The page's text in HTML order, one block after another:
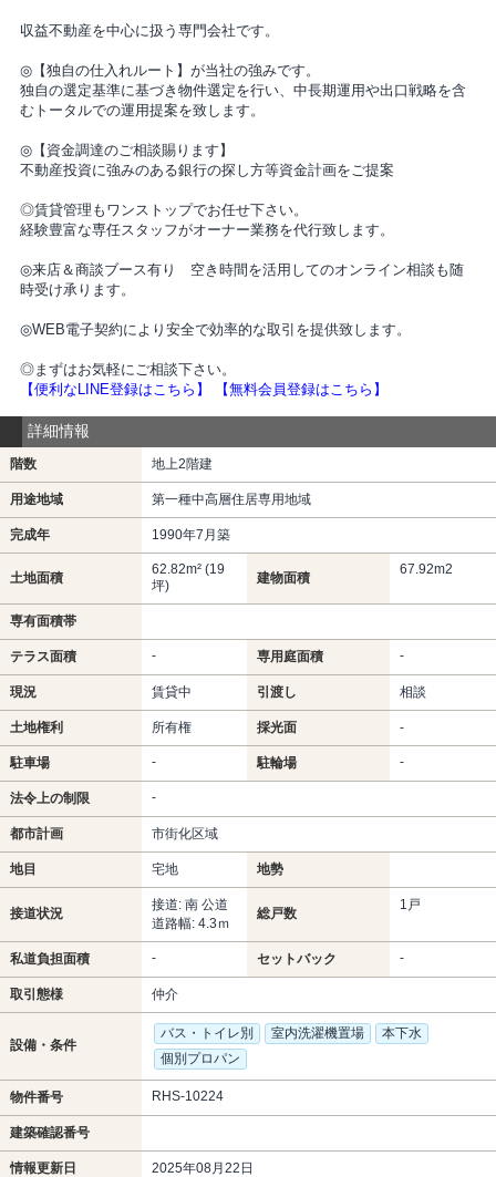
収益不動産を中心に扱う専門会社です。
◎【独自の仕入れルート】が当社の強みです。
独自の選定基準に基づき物件選定を行い、中長期運用や出口戦略を含
むトータルでの運用提案を致します。
◎【資金調達のご相談賜ります】
不動産投資に強みのある銀行の探し方等資金計画をご提案
◎賃貸管理もワンストップでお任せ下さい。
経験豊富な専任スタッフがオーナー業務を代行致します。
◎来店＆商談ブース有り 空き時間を活用してのオンライン相談も随
時受け承ります。
◎WEB電子契約により安全で効率的な取引を提供致します。
◎まずはお気軽にご相談下さい。
【便利なLINE登録はこちら】
【無料会員登録はこちら】
詳細情報
階数 地上2階建
用途地域 第一種中高層住居専用地域
完成年 1990年7月築
土地面積
62.82m² (19
坪)
建物面積
67.92m2
専有面積帯
テラス面積 - 専用庭面積 -
現況 賃貸中 引渡し 相談
土地権利 所有権 採光面 -
駐車場 - 駐輪場 -
法令上の制限 -
都市計画 市街化区域
地目 宅地 地勢
接道状況
接道: 南 公道
道路幅: 4.3ｍ
総戸数
1戸
私道負担面積 - セットバック -
取引態様 仲介
設備・条件
バス・トイレ別 室内洗濯機置場
本下水
個別プロパン
物件番号 RHS-10224
建築確認番号
情報更新日 2025年08月22日